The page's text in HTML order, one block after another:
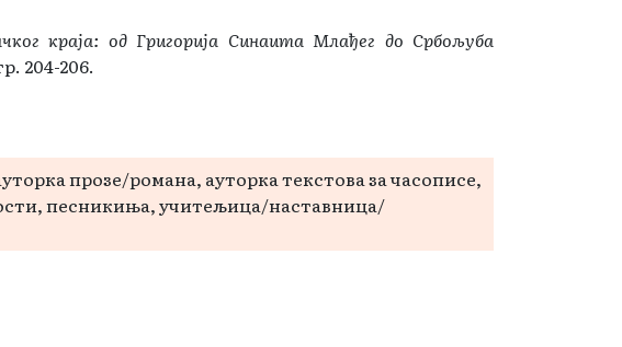
краја: од Григорија Синаита Млађег до Србољуба
204-206.
прозе/романа, aуторка текстова за часописе,
песникиња, учитељица/наставница/